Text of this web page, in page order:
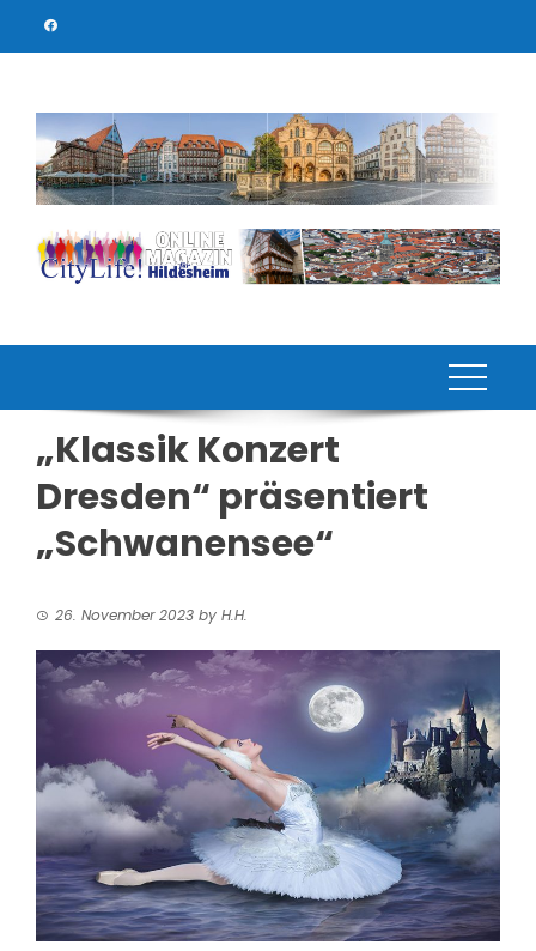
„Klassik Konzert
Dresden“ präsentiert
„Schwanensee“
26. November 2023 by H.H.